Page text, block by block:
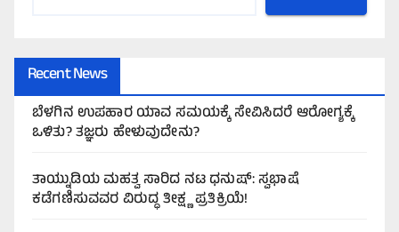
Recent News
ಬೆಳಗಿನ ಉಪಹಾರ ಯಾವ ಸಮಯಕ್ಕೆ ಸೇವಿಸಿದರೆ ಆರೋಗ್ಯಕ್ಕೆ
ಒಳಿತು? ತಜ್ಞರು ಹೇಳುವುದೇನು?
ತಾಯ್ನುಡಿಯ ಮಹತ್ವ ಸಾರಿದ ನಟ ಧನುಷ್: ಸ್ವಭಾಷೆ
ಕಡೆಗಣಿಸುವವರ ವಿರುದ್ಧ ತೀಕ್ಷ್ಣ ಪ್ರತಿಕ್ರಿಯೆ!